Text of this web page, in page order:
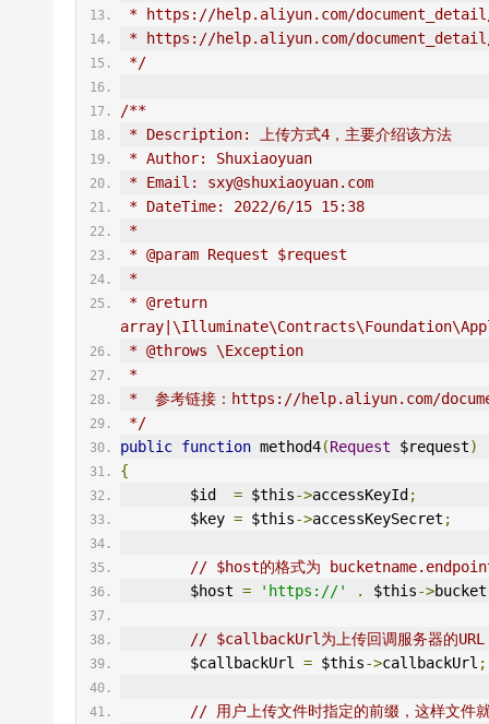
* https://help.aliyun.com/
* https://help.aliyun.com/
*/
/**
* Description: 上传方式4，主要介绍该方法
* Author: Shuxiaoyuan
* Email: sxy@shuxiaoyuan.com
* DateTime: 2022/6/15 15:38
*
* @param Request $request
*
* @throws \Exception
*
*  参考链接：https://help.aliyun.com/
*/
public function method4(Request $request)
{
        $id
= $this->accessKeyId;
        $key
= $this->accessKeySecret ;
// $host的格式为 bucketname.endpoint
        $host
= 'https://' . $this->
// $callbackUrl为上传回调服务器的URL
        $callbackUrl
= $this->callbackUrl ;
// 用户上传文件时指定的前缀，这样文